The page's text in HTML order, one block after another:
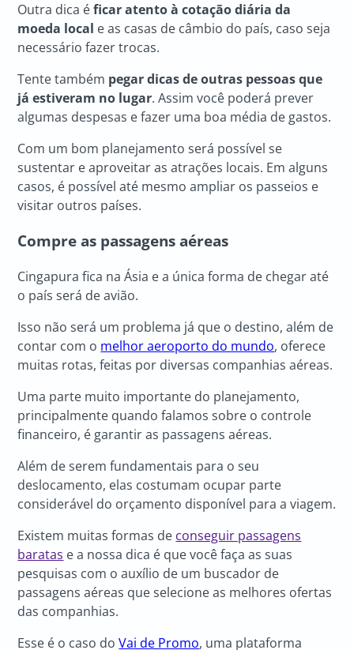
Outra dica éficar atento à cotação diária da
moeda local e as casas de câmbio do país, caso seja
necessário fazer trocas.
Tente também pegar dicas de outras pessoas que
já estiveram no lugar. Assim você poderá prever
algumas despesas e fazer uma boa média de gastos.
Com um bom planejamento será possível se
sustentar e aproveitar as atrações locais. Em alguns
casos, é possível até mesmo ampliar os passeios e
visitar outros países.
Compre as passagens aéreas
Cingapura fica na Ásia e a única forma de chegar até
o país será de avião.
Isso não será um problema já que o destino, além de
contar com o melhor aeroporto do mundo, oferece
muitas rotas, feitas por diversas companhias aéreas.
Uma parte muito importante do planejamento,
principalmente quando falamos sobre o controle
financeiro, é garantir as passagens aéreas.
Além de serem fundamentais para o seu
deslocamento, elas costumam ocupar parte
considerável do orçamento disponível para a viagem.
Existem muitas formas de conseguir passagens
baratas e a nossa dica é que você faça as suas
pesquisas com o auxílio de um buscador de
passagens aéreas que selecione as melhores ofertas
das companhias.
Esse é o caso doVai de Promo, uma plataforma